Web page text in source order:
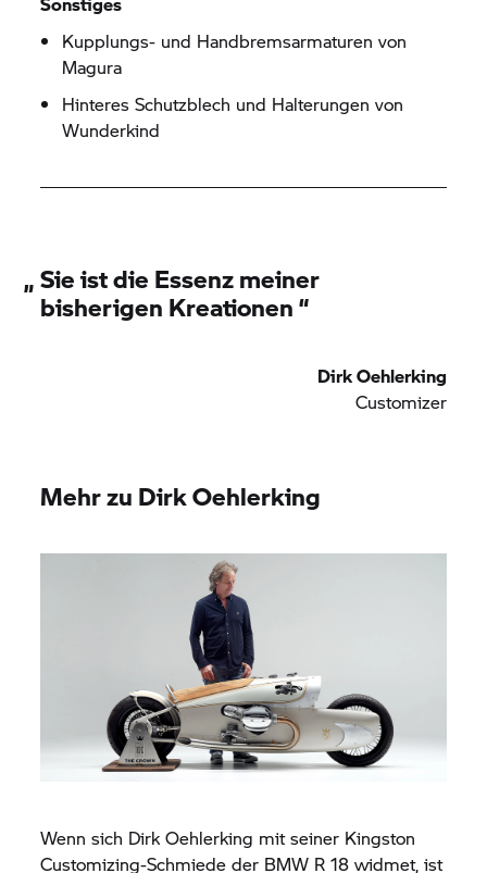
Kupplungs- und Handbremsarmaturen von
Magura
Hinteres Schutzblech und Halterungen von
Wunderkind
„Sie ist die Essenz meiner
bisherigen Kreationen“
Dirk Oehlerking
Customizer
Mehr zu Dirk Oehlerking
Wenn sich Dirk Oehlerking mit seiner Kingston
Customizing-Schmiede der BMW R 18 widmet, ist